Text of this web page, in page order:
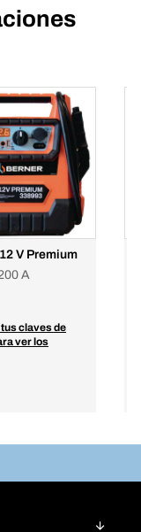
V Premium
A
claves de
ver los